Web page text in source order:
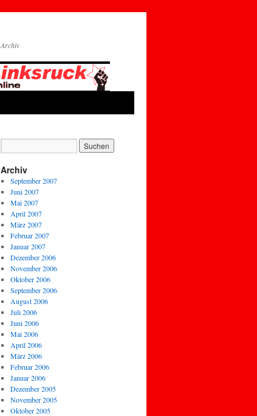
Archiv
Archiv
September 2007
Juni 2007
Mai 2007
April 2007
März 2007
Februar 2007
Januar 2007
Dezember 2006
November 2006
Oktober 2006
September 2006
August 2006
Juli 2006
Juni 2006
Mai 2006
April 2006
März 2006
Februar 2006
Januar 2006
Dezember 2005
November 2005
Oktober 2005